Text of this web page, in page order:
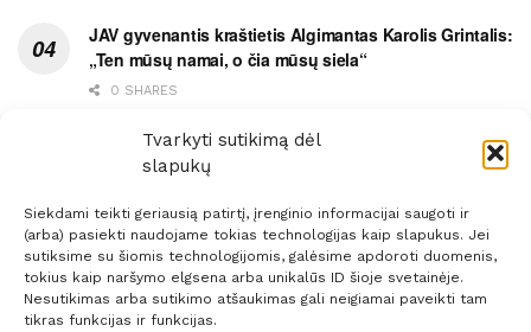
Tvarkyti sutikimą dėl
slapukų
Siekdami teikti geriausią patirtį, įrenginio informacijai saugoti ir
(arba) pasiekti naudojame tokias technologijas kaip slapukus. Jei
sutiksime su šiomis technologijomis, galėsime apdoroti duomenis,
tokius kaip naršymo elgsena arba unikalūs ID šioje svetainėje.
Nesutikimas arba sutikimo atšaukimas gali neigiamai paveikti tam
tikras funkcijas ir funkcijas.
JAV gyvenantis kraštietis Algimantas Karolis Grintalis:
„Ten mūsų namai, o čia mūsų siela“
0 SHARES
Ypatingas dviejų medikių likimo ryšys
0 SHARES
Prenumerata Reklama